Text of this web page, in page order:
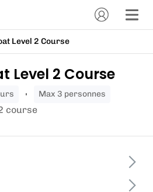
Level 2 Course
Level 2 Course
Max 3 personnes
course